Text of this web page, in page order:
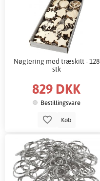
Nøglering med træskilt - 128
stk
829 DKK
Bestillingsvare
Køb